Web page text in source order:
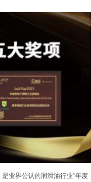
业界公认的润滑油行业“年度